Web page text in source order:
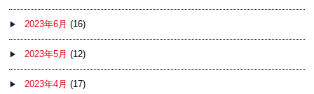
2023年6月 (16)
2023年5月 (12)
2023年4月 (17)